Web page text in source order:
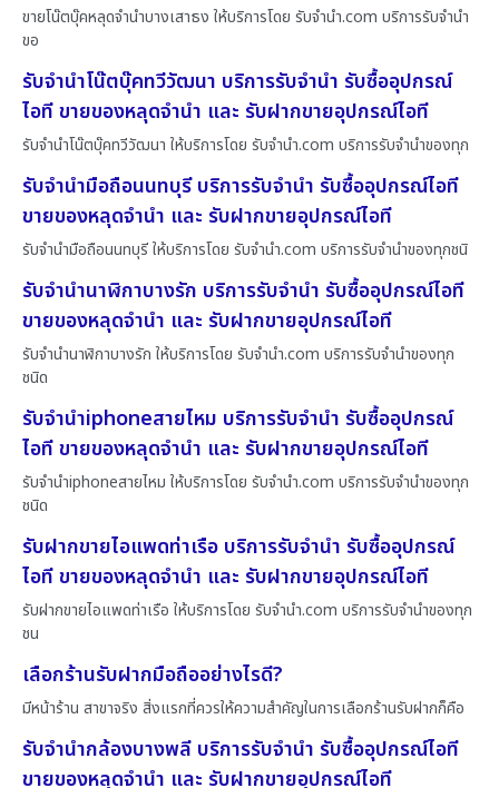
ขายโน๊ตบุ๊คหลุดจำนำบางเสาธง ให้บริการโดย รับจํานํา.com บริการรับจำนำ
ขอ
รับจำนำโน๊ตบุ๊คทวีวัฒนา บริการรับจำนำ รับซื้ออุปกรณ์
ไอที ขายของหลุดจำนำ และ รับฝากขายอุปกรณ์ไอที
รับจำนำโน๊ตบุ๊คทวีวัฒนา ให้บริการโดย รับจํานํา.com บริการรับจำนำของทุก
รับจำนำมือถือนนทบุรี บริการรับจำนำ รับซื้ออุปกรณ์ไอที
ขายของหลุดจำนำ และ รับฝากขายอุปกรณ์ไอที
รับจำนำมือถือนนทบุรี ให้บริการโดย รับจํานํา.com บริการรับจำนำของทุกชนิ
รับจำนำนาฬิกาบางรัก บริการรับจำนำ รับซื้ออุปกรณ์ไอที
ขายของหลุดจำนำ และ รับฝากขายอุปกรณ์ไอที
รับจำนำนาฬิกาบางรัก ให้บริการโดย รับจํานํา.com บริการรับจำนำของทุก
ชนิด
รับจำนำiphoneสายไหม บริการรับจำนำ รับซื้ออุปกรณ์
ไอที ขายของหลุดจำนำ และ รับฝากขายอุปกรณ์ไอที
รับจำนำiphoneสายไหม ให้บริการโดย รับจํานํา.com บริการรับจำนำของทุก
ชนิด
รับฝากขายไอแพดท่าเรือ บริการรับจำนำ รับซื้ออุปกรณ์
ไอที ขายของหลุดจำนำ และ รับฝากขายอุปกรณ์ไอที
รับฝากขายไอแพดท่าเรือ ให้บริการโดย รับจํานํา.com บริการรับจำนำของทุก
ชน
เลือกร้านรับฝากมือถืออย่างไรดี?
มีหน้าร้าน สาขาจริง สิ่งแรกที่ควรให้ความสำคัญในการเลือกร้านรับฝากก็คือ
รับจำนำกล้องบางพลี บริการรับจำนำ รับซื้ออุปกรณ์ไอที
ขายของหลุดจำนำ และ รับฝากขายอุปกรณ์ไอที